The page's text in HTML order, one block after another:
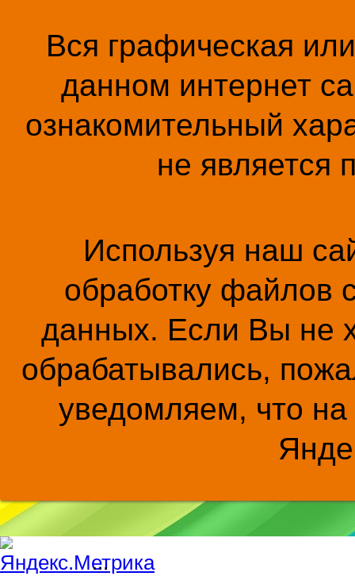
Вся графическая
данном интернет
ознакомительный
не является
Используя наш
обработку файлов
данных. Если Вы не
обрабатывались,
уведомляем, что на
...